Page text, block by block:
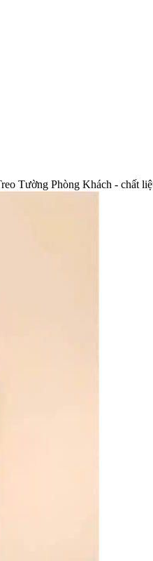
Tường Phòng Khách - chất